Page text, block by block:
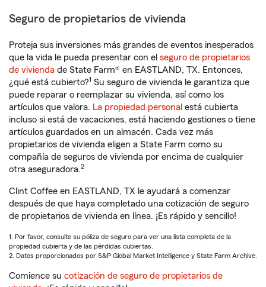
Seguro de propietarios de vivienda
Proteja sus inversiones más grandes de eventos inesperados
que la vida le pueda presentar con el seguro de propietarios
de vivienda de State Farm® en EASTLAND, TX. Entonces,
¿qué está cubierto?1 Su seguro de vivienda le garantiza que
puede reparar o reemplazar su vivienda, así como los
artículos que valora. La propiedad personal está cubierta
incluso si está de vacaciones, está haciendo gestiones o tiene
artículos guardados en un almacén. Cada vez más
propietarios de vivienda eligen a State Farm como su
compañía de seguros de vivienda por encima de cualquier
otra aseguradora.2
Clint Coffee en EASTLAND, TX le ayudará a comenzar
después de que haya completado una cotización de seguro
de propietarios de vivienda en línea. ¡Es rápido y sencillo!
1. Por favor, consulte su póliza de seguro para ver una lista completa de la
propiedad cubierta y de las pérdidas cubiertas.
2. Datos proporcionados por S&P Global Market Intelligence y State Farm Archive.
Comience su cotización de seguro de propietarios de